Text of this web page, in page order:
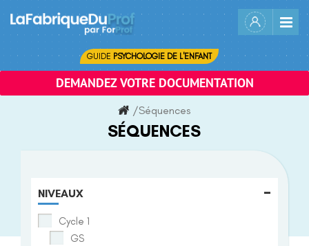
content
GUIDE PSYCHOLOGIE DE L'ENFANT
DEMANDEZ VOTRE DOCUMENTATION
/Séquences
SÉQUENCES
NIVEAUX -
Cycle 1
GS